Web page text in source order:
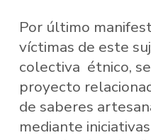
Por último
víctimas de este
colectiva étnico,
proyecto
de saberes
mediante